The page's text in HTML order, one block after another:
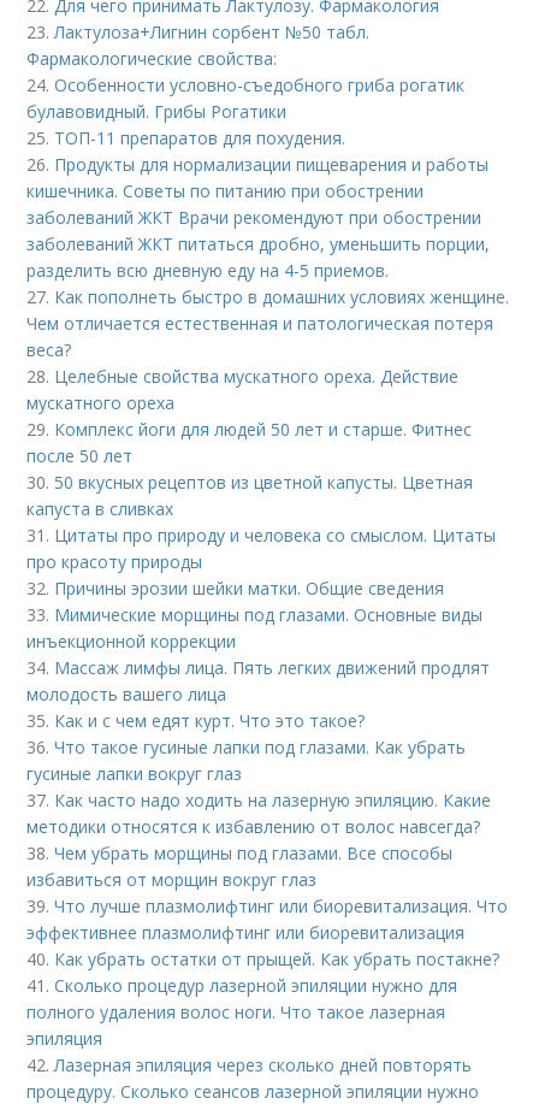
22.Для чего принимать Лактулозу. Фармакология
23.Лактулоза+Лигнин сорбент №50 табл.
Фармакологические свойства:
24.Особенности условно-съедобного гриба рогатик
булавовидный. Грибы Рогатики
25. ТОП-11 препаратов для похудения.
26. Продукты для нормализации пищеварения и работы
кишечника. Советы по питанию при обострении
заболеваний ЖКТ Врачи рекомендуют при обострении
заболеваний ЖКТ питаться дробно, уменьшить порции,
разделить всю дневную еду на 4-5 приемов.
27. Как пополнеть быстро в домашних условиях женщине.
Чем отличается естественная и патологическая потеря
веса?
28. Целебные свойства мускатного ореха. Действие
мускатного ореха
29. Комплекс йоги для людей 50 лет и старше. Фитнес
после 50 лет
30. 50 вкусных рецептов из цветной капусты. Цветная
капуста в сливках
31. Цитаты про природу и человека со смыслом. Цитаты
про красоту природы
32. Причины эрозии шейки матки. Общие сведения
33. Мимические морщины под глазами. Основные виды
инъекционной коррекции
34. Массаж лимфы лица. Пять легких движений продлят
молодость вашего лица
35. Как и с чем едят курт. Что это такое?
36.Что такое гусиные лапки под глазами. Как убрать
гусиные лапки вокруг глаз
37. Как часто надо ходить на лазерную эпиляцию. Какие
методики относятся к избавлению от волос навсегда?
38.Чем убрать морщины под глазами. Все способы
избавиться от морщин вокруг глаз
39.Что лучше плазмолифтинг или биоревитализация. Что
эффективнее плазмолифтинг или биоревитализация
40. Как убрать остатки от прыщей. Как убрать постакне?
41.Сколько процедур лазерной эпиляции нужно для
полного удаления волос ноги. Что такое лазерная
эпиляция
42.Лазерная эпиляция через сколько дней повторять
процедуру. Сколько сеансов лазерной эпиляции нужно